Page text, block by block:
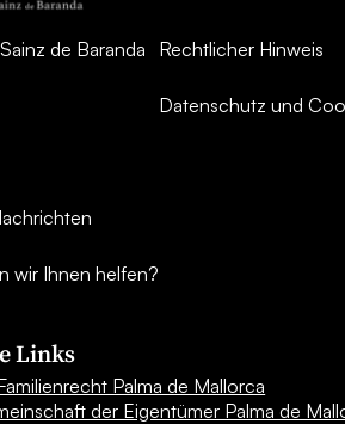
de Baranda
wir Ihnen helfen?
Rechtlicher Hinweis
Datenschutz und
Links
Palma de Mallorca
der Eigentümer Palma de